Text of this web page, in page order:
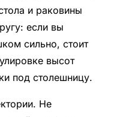
и раковины
если вы
сильно, стоит
высот
под столешницу.
Не